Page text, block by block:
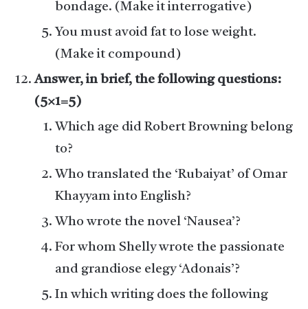
bondage. (Make it interrogative)
You must avoid fat to lose weight.
(Make it compound)
Answer, in brief, the following questions:
(5×1=5)
Which age did Robert Browning belong
to?
Who translated the ‘Rubaiyat’ of Omar
Khayyam into English?
Who wrote the novel ‘Nausea’?
For whom Shelly wrote the passionate
and grandiose elegy ‘Adonais’?
In which writing does the following